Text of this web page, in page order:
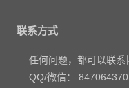
联系方式
任何问题，都可以联系
QQ/微信： 847064370